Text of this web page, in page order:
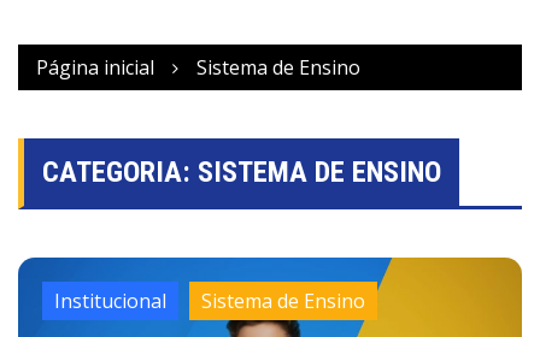
Página inicial Sistema de Ensino
CATEGORIA: SISTEMA DE ENSINO
Institucional Sistema de Ensino